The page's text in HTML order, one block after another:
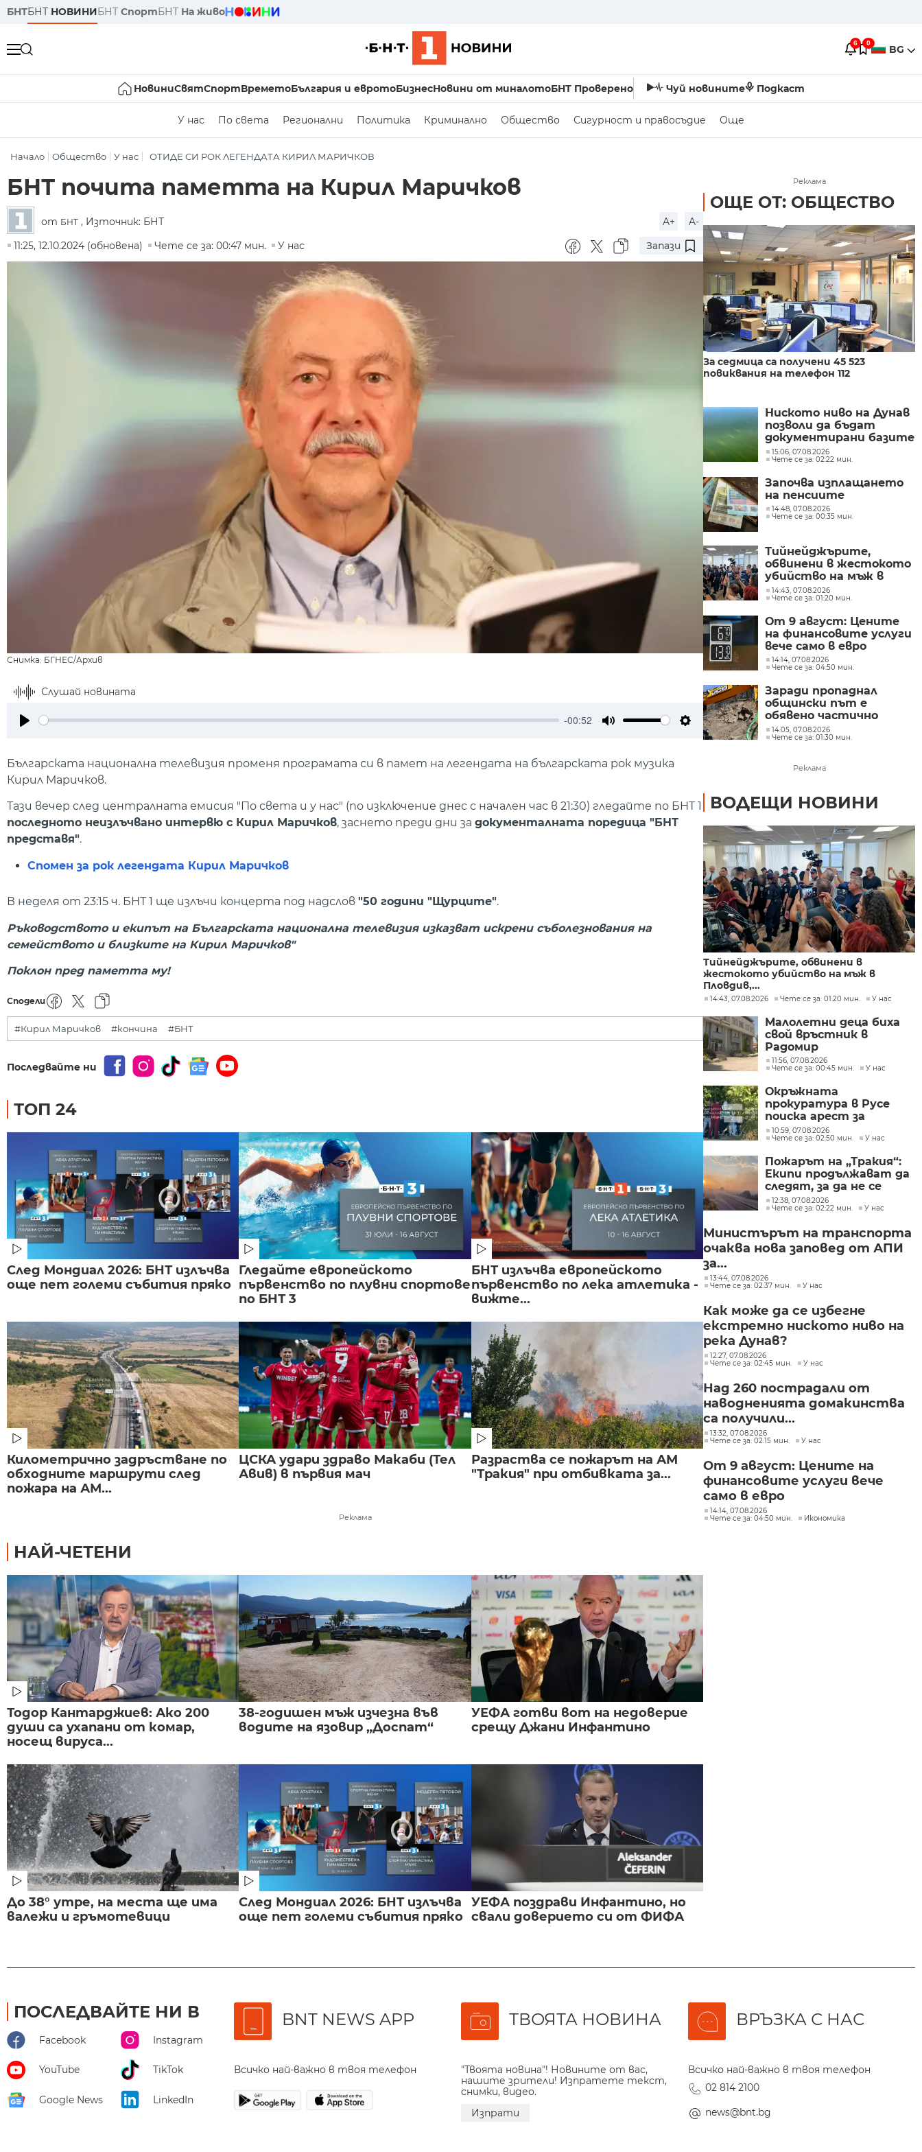
БНТБНТ НОВИНИБНТ СпортБНТ На живо
6 0 BG
НовиниСвятСпортВреметоБългария и евротоБизнесНовини от миналотоБНТ Проверено Чуй новините Подкаст
У нас По света Регионални Политика Криминално Общество Сигурност и правосъдие Още
Начало Общество У нас ОТИДЕ СИ РОК ЛЕГЕНДАТА КИРИЛ МАРИЧКОВ
БНТ почита паметта на Кирил Маричков
от БНТ , Източник: БНТ A+
A-
11:25, 12.10.2024 (обновена)
Чете се за: 00:47 мин. У нас Запази
Снимка: БГНЕС/Архив
Слушай новината
-00:52
Settings
Българската национална телевизия променя програмата си в памет на легендата на българската рок музика
Кирил Маричков.
Тази вечер след централната емисия "По света и у нас" (по изключение днес с начален час в 21:30) гледайте по БНТ 1
последното неизлъчвано интервю с Кирил Маричков, заснето преди дни за документалната поредица "БНТ
представя".
Спомен за рок легендата Кирил Маричков
В неделя от 23:15 ч. БНТ 1 ще излъчи концерта под надслов "50 години "Щурците".
Ръководството и екипът на Българската национална телевизия изказват искрени съболезнования на
семейството и близките на Кирил Маричков"
Поклон пред паметта му!
Сподели
#Кирил Маричков #кончина #БНТ
Последвайте ни
ТОП 24
След Мондиал 2026: БНТ излъчва
още пет големи събития пряко
Гледайте европейското
първенство по плувни спортове
по БНТ 3
БНТ излъчва европейското
първенство по лека атлетика -
вижте...
Километрично задръстване по
обходните маршрути след
пожара на АМ...
ЦСКА удари здраво Макаби (Тел
Авив) в първия мач
Разраства се пожарът на АМ
"Тракия" при отбивката за...
Реклама
НАЙ-ЧЕТЕНИ
Тодор Кантарджиев: Ако 200
души са ухапани от комар,
носещ вируса...
38-годишен мъж изчезна във
водите на язовир „Доспат“
УЕФА готви вот на недоверие
срещу Джани Инфантино
До 38° утре, на места ще има
валежи и гръмотевици
След Мондиал 2026: БНТ излъчва
още пет големи събития пряко
УЕФА поздрави Инфантино, но
свали доверието си от ФИФА
Реклама
ОЩЕ ОТ: ОБЩЕСТВО
За седмица са получени 45 523
повиквания на телефон 112
Ниското ниво на Дунав
позволи да бъдат
документирани базите
на Константиновия
мост при с. Гиген
15:06, 07.08.2026
Чете се за: 02:22 мин.
Започва изплащането
на пенсиите
14:48, 07.08.2026
Чете се за: 00:35 мин.
Тийнейджърите,
обвинени в жестокото
убийство на мъж в
Пловдив, остават в
ареста
14:43, 07.08.2026
Чете се за: 01:20 мин.
От 9 август: Цените
на финансовите услуги
вече само в евро
14:14, 07.08.2026
Чете се за: 04:50 мин.
Заради пропаднал
общински път е
обявено частично
бедствено положение в
Перник до 24 август
14:05, 07.08.2026
Чете се за: 01:30 мин.
Реклама
ВОДЕЩИ НОВИНИ
Тийнейджърите, обвинени в
жестокото убийство на мъж в
Пловдив,...
14:43, 07.08.2026 Чете се за: 01:20 мин. У нас
Малолетни деца биха
свой връстник в
Радомир
11:56, 07.08.2026
Чете се за: 00:45 мин.
У нас
Окръжната
прокуратура в Русе
поиска арест за
петима от
участниците в
разбитата
лаборатория за
фентанил
10:59, 07.08.2026
Чете се за: 02:50 мин.
У нас
Пожарът на „Тракия“:
Екипи продължават да
следят, за да не се
разпространява
огънят
12:38, 07.08.2026
Чете се за: 02:22 мин.
У нас
Министърът на транспорта
очаква нова заповед от АПИ
за...
13:44, 07.08.2026
Чете се за: 02:37 мин.
У нас
Как може да се избегне
екстремно ниското ниво на
река Дунав?
12:27, 07.08.2026
Чете се за: 02:45 мин.
У нас
Над 260 пострадали от
наводненията домакинства
са получили...
13:32, 07.08.2026
Чете се за: 02:15 мин.
У нас
От 9 август: Цените на
финансовите услуги вече
само в евро
14:14, 07.08.2026
Чете се за: 04:50 мин.
Икономика
ПОСЛЕДВАЙТЕ НИ В
Facebook Instagram
YouTube TikTok
Google News LinkedIn
BNT NEWS APP
Всичко най-важно в твоя телефон
ТВОЯТА НОВИНА
"Твоята новина"! Новините от вас,
нашите зрители! Изпратете текст,
снимки, видео.
Изпрати
ВРЪЗКА С НАС
Всичко най-важно в твоя телефон
02 814 2100
news@bnt.bg